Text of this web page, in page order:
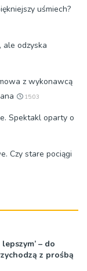
uśmiech?
ale odzyska
z wykonawcą
15:03
Spektakl oparty o
Czy stare pociągi
– do
z prośbą